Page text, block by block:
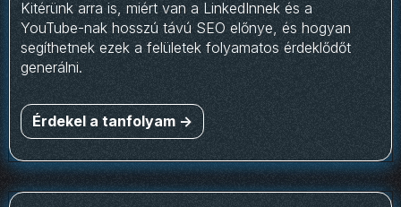
Kitérünk arra is, miért van a LinkedInnek és a
YouTube-nak hosszú távú SEO előnye, és hogyan
segíthetnek ezek a felületek folyamatos érdeklődőt
generálni.
Érdekel a tanfolyam ->